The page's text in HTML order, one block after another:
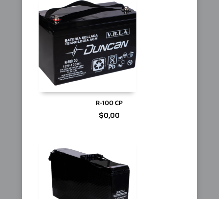
R-100 CP
$0,00